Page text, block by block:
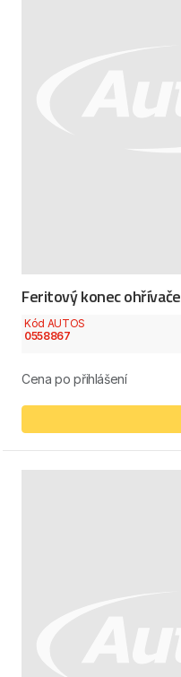
Feritový konec ohřívače
Kód AUTOS
0558867
Cena po přihlášení